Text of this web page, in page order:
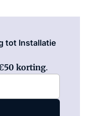
tot Installatie
korting.